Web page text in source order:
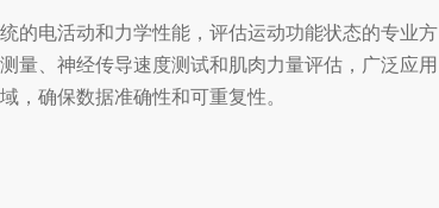
的电活动和力学性能，评估运动功能状态的专业方
量、神经传导速度测试和肌肉力量评估，广泛应用
，确保数据准确性和可重复性。